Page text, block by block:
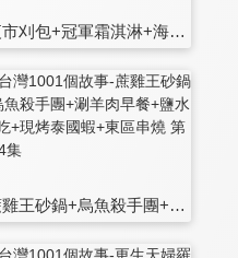
夜市刈包+冠軍霜淇淋+海牛養蚵+市場上海菜+記憶隨身碟 第288集
蔗雞王砂鍋+烏魚殺手團+涮羊肉早餐+鹽水小吃+現烤泰國蝦+東區串燒 第294集